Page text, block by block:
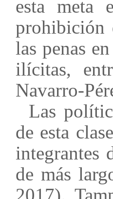
esta meta
prohibición
las penas
ilícitas,
Navarro-
Las
de esta
integrantes
de más